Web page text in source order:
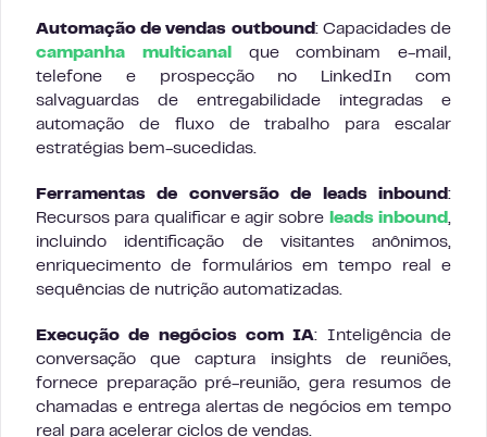
Automação de vendas outbound : Capacidades de
campanha multicanal
que combinam e-mail,
telefone e prospecção no LinkedIn com
salvaguardas de entregabilidade integradas e
automação de fluxo de trabalho para escalar
estratégias bem-sucedidas.
Ferramentas de conversão de leads inbound :
Recursos para qualificar e agir sobre
leads inbound,
incluindo identificação de visitantes anônimos,
enriquecimento de formulários em tempo real e
sequências de nutrição automatizadas.
Execução de negócios com IA: Inteligência de
conversação que captura insights de reuniões,
fornece preparação pré-reunião, gera resumos de
chamadas e entrega alertas de negócios em tempo
real para acelerar ciclos de vendas.